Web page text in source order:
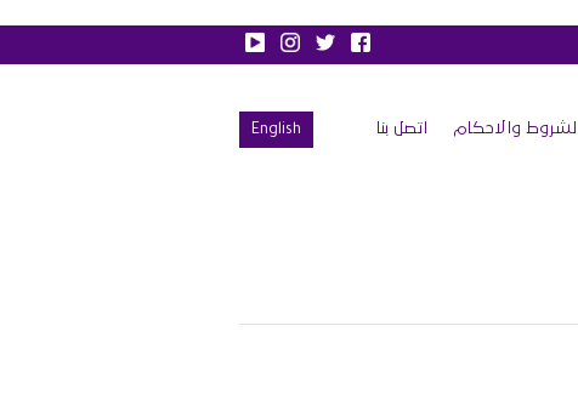
الشروط والاحكام اتصل بنا English